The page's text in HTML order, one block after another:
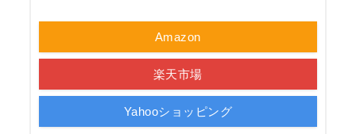
Amazon
楽天市場
Yahooショッピング